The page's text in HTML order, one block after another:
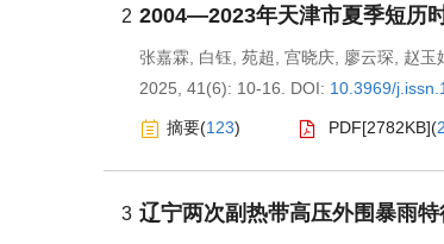
2 2004—2023年天津市夏季短历
张嘉霖 白钰 苑超 宫晓庆 廖云琛 赵玉
2025, 41(6): 10-16.
DOI: 10.3969/
摘要(123) PDF[2782KB](
3 辽宁两次副热带高压外围暴雨